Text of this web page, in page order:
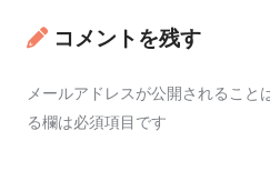
コメントを残す
メールアドレスが公開されること
る欄は必須項目です